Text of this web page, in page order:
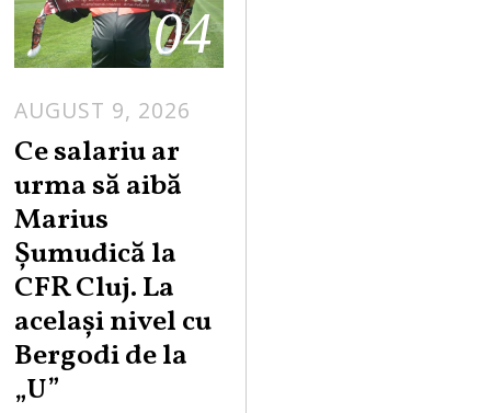
04
AUGUST 9, 2026
Ce salariu ar
urma să aibă
Marius
Șumudică la
CFR Cluj. La
același nivel cu
Bergodi de la
„U”